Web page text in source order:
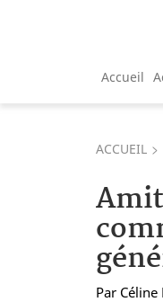
Accueil
ACCUEIL
Par Céline